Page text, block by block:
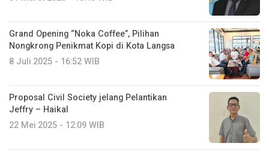
Grand Opening “Noka Coffee”, Pilihan
Nongkrong Penikmat Kopi di Kota Langsa
8 Juli 2025 - 16:52 WIB
Proposal Civil Society jelang Pelantikan
Jeffry – Haikal
22 Mei 2025 - 12:09 WIB